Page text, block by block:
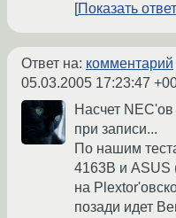
Показать ответ
Ответ на: комментарий
05.03.2005 17:23:47
Насчет NEC'ов
при записи...
По нашим
4163B и ASUS
на
позади идет